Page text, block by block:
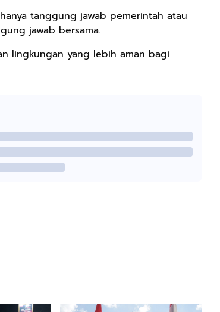
tanggung jawab pemerintah atau
jawab bersama.
lingkungan yang lebih aman bagi